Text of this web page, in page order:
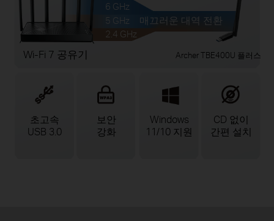
매끄러운 대역 전환
6 GHz
5 GHz
2.4 GHz
Wi-Fi 7 공유기 Archer TBE400U 플러스
초고속
USB 3.0
보안
강화
Windows
11/10 지원
CD 없이
간편 설치